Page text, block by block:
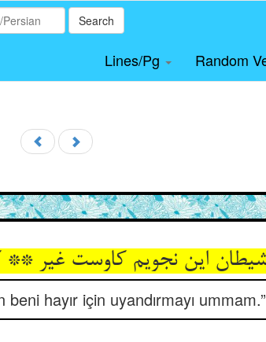
Search
Lines/Pg Random
این نجویم کاوست غیر ** که
hayır için uyandırmayı ummam.”